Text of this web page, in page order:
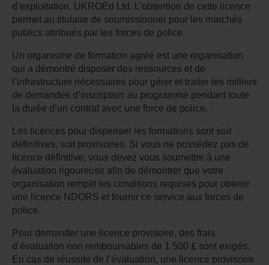
d’exploitation, UKROEd Ltd. L’obtention de cette licence
permet au titulaire de soumissionner pour les marchés
publics attribués par les forces de police.
Un organisme de formation agréé est une organisation
qui a démontré disposer des ressources et de
l’infrastructure nécessaires pour gérer et traiter les milliers
de demandes d’inscription au programme pendant toute
la durée d’un contrat avec une force de police.
Les licences pour dispenser les formations sont soit
définitives, soit provisoires. Si vous ne possédez pas de
licence définitive, vous devez vous soumettre à une
évaluation rigoureuse afin de démontrer que votre
organisation remplit les conditions requises pour obtenir
une licence NDORS et fournir ce service aux forces de
police.
Pour demander une licence provisoire, des frais
d’évaluation non remboursables de 1 500 £ sont exigés.
En cas de réussite de l’évaluation, une licence provisoire